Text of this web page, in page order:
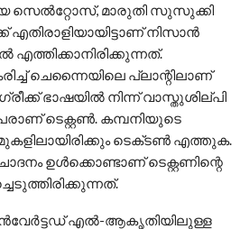
സെൽറ്റോസ്, മാരുതി സുസുക്കി
എതിരാളിയായിട്ടാണ് നിസാൻ
എത്തിക്കാനിരിക്കുന്നത്.
ചെന്നൈയിലെ പ്ലാന്റിലാണ്
ഭാഷയിൽ നിന്ന് വാസ്തുശില്പി
ടെക്റ്റൺ. കമ്പനിയുടെ
മുകളിലായിരിക്കും ടെക്‌ടൺ എത്തുക.
ഉൾക്കൊണ്ടാണ് ടെക്റ്റണിന്റെ
എൽ-ആകൃതിയിലുള്ള